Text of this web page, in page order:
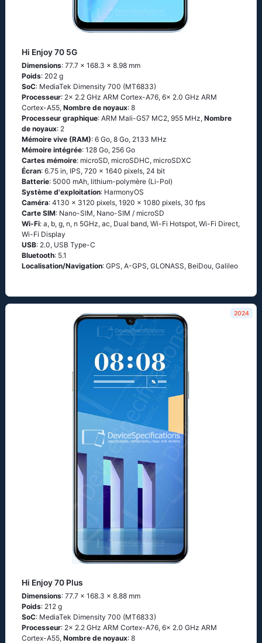
Hi Enjoy 70 5G
Dimensions: 77.7 x 168.3 x 8.98 mm
Poids: 202 g
SoC: MediaTek Dimensity 700 (MT6833)
Processeur: 2x 2.2 GHz ARM Cortex-A76, 6x 2.0 GHz ARM
Cortex-A55, Nombre de noyaux: 8
Processeur graphique: ARM Mali-G57 MC2, 955 MHz, Nombre
de noyaux: 2
Mémoire vive (RAM): 6 Go, 8 Go, 2133 MHz
Mémoire intégrée: 128 Go, 256 Go
Cartes mémoire: microSD, microSDHC, microSDXC
Écran: 6.75 in, IPS, 720 x 1640 pixels, 24 bit
Batterie: 5000 mAh, lithium-polymère (Li-Pol)
Système d'exploitation: HarmonyOS
Caméra: 4130 x 3120 pixels, 1920 x 1080 pixels, 30 fps
Carte SIM: Nano-SIM, Nano-SIM / microSD
Wi-Fi: a, b, g, n, n 5GHz, ac, Dual band, Wi-Fi Hotspot, Wi-Fi Direct,
Wi-Fi Display
USB: 2.0, USB Type-C
Bluetooth: 5.1
Localisation/Navigation: GPS, A-GPS, GLONASS, BeiDou, Galileo
2024
Hi Enjoy 70 Plus
Dimensions: 77.7 x 168.3 x 8.88 mm
Poids: 212 g
SoC: MediaTek Dimensity 700 (MT6833)
Processeur: 2x 2.2 GHz ARM Cortex-A76, 6x 2.0 GHz ARM
Cortex-A55, Nombre de noyaux: 8